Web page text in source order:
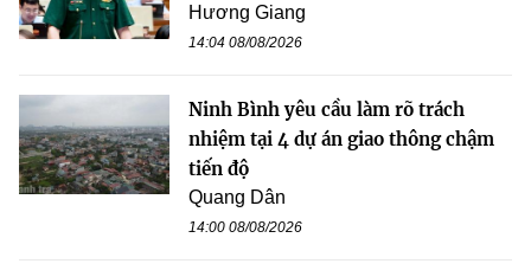
Hương Giang
14:04 08/08/2026
Ninh Bình yêu cầu làm rõ trách
nhiệm tại 4 dự án giao thông chậm
tiến độ
Quang Dân
14:00 08/08/2026